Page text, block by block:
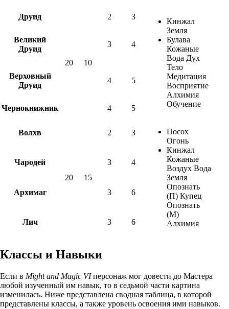
Друид
20 10
2 3
Кинжал
Земля
Булава
Кожаные
Вода Дух
Тело
Медитация
Восприятие
Алхимия
Обучение
Великий
Друид
3 4
Верховный
Друид
4 5
Чернокнижник 4 5
Волхв
20 15
2 3
Посох
Огонь
Кинжал
Кожаные
Воздух Вода
Земля
Опознать
(П) Купец
Опознать
(М)
Алхимия
Чародей 3 4
Архимаг 3 6
Лич 3 6
Классы и Навыки
Если в Might and Magic VIперсонаж мог довести до Мастера
любой изученный им навык, то в седьмой части картина
изменилась. Ниже представлена сводная таблица, в которой
представлены классы, а также уровень освоения ими навыков.